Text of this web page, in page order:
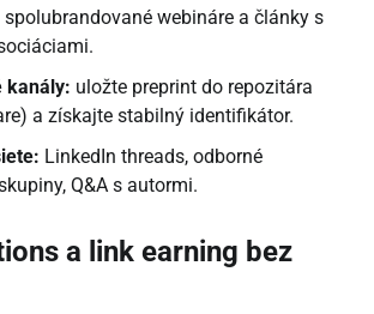
spolubrandované webináre a články s
kanály: uložte preprint do repozitára
a získajte stabilný identifikátor.
LinkedIn threads, odborné
Q&A s autormi.
a link earning bez